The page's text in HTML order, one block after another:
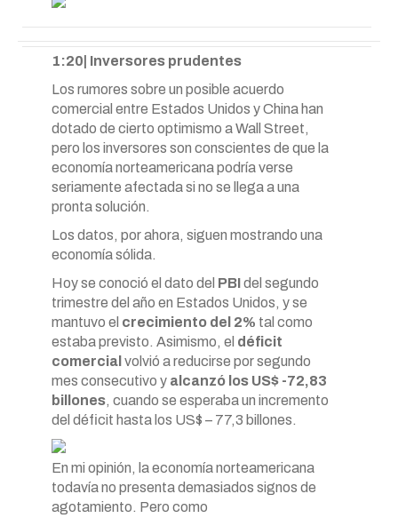
1:20| Inversores prudentes
Los rumores sobre un posible acuerdo
comercial entre Estados Unidos y China han
dotado de cierto optimismo a Wall Street,
pero los inversores son conscientes de que la
economía norteamericana podría verse
seriamente afectada si no se llega a una
pronta solución.
Los datos, por ahora, siguen mostrando una
economía sólida.
Hoy se conoció el dato del PBIdel segundo
trimestre del año en Estados Unidos, y se
mantuvo el crecimiento del 2% tal como
estaba previsto. Asimismo, el déficit
comercial volvió a reducirse por segundo
mes consecutivo y alcanzó los US$ -72,83
billones, cuando se esperaba un incremento
del déficit hasta los US$ – 77,3 billones.
En mi opinión, la economía norteamericana
todavía no presenta demasiados signos de
agotamiento. Pero como